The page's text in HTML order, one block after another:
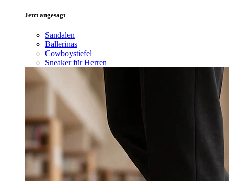
Jetzt angesagt
Sandalen
Ballerinas
Cowboystiefel
Sneaker für Herren